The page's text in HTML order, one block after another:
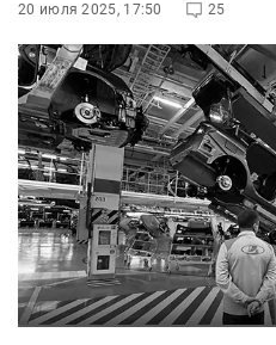
20 июля 2025, 17:50 25